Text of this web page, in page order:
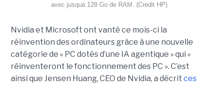
avec jusquà 128 Go de RAM. (Crédit HP)
Nvidia et Microsoft ont vanté ce mois-ci la
réinvention des ordinateurs grâce à une nouvelle
catégorie de « PC dotés d’une IA agentique » qui «
réinventeront le fonctionnement des PC ». C’est
ainsi que Jensen Huang, CEO de Nvidia, a décrit ces